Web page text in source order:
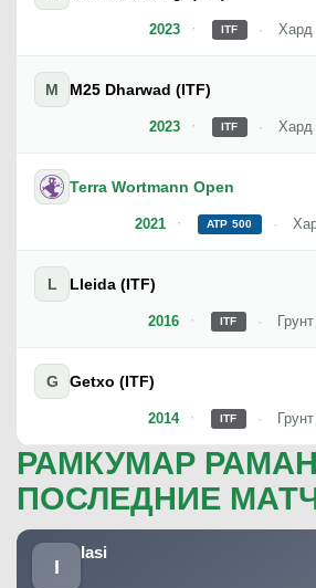
2023 ITF Хард
2023
M M25 Dharwad (ITF)
ITF Хард
2021
Terra Wortmann Open
ATP 500
2016
L Lleida (ITF)
ITF Грунт
2014
G Getxo (ITF)
ITF Грунт
РАМКУМАР
ПОСЛЕДНИЕ
I
Iasi